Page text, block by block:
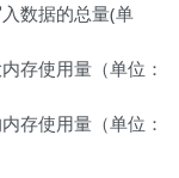
数据的总量(单
存使用量（单位：
存使用量（单位：